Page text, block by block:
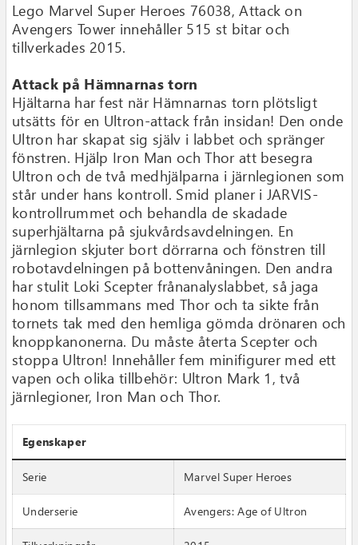
Lego Marvel Super Heroes 76038, Attack on
Avengers Tower innehåller 515 st bitar och
tillverkades 2015.
Attack på Hämnarnas torn
Hjältarna har fest när Hämnarnas torn plötsligt
utsätts för en Ultron-attack från insidan! Den onde
Ultron har skapat sig själv i labbet och spränger
fönstren. Hjälp Iron Man och Thor att besegra
Ultron och de två medhjälparna i järnlegionen som
står under hans kontroll. Smid planer i JARVIS-
kontrollrummet och behandla de skadade
superhjältarna på sjukvårdsavdelningen. En
järnlegion skjuter bort dörrarna och fönstren till
robotavdelningen på bottenvåningen. Den andra
har stulit Loki Scepter frånanalyslabbet, så jaga
honom tillsammans med Thor och ta sikte från
tornets tak med den hemliga gömda drönaren och
knoppkanonerna. Du måste återta Scepter och
stoppa Ultron! Innehåller fem minifigurer med ett
vapen och olika tillbehör: Ultron Mark 1, två
järnlegioner, Iron Man och Thor.
Egenskaper
Serie Marvel Super Heroes
Underserie Avengers: Age of Ultron